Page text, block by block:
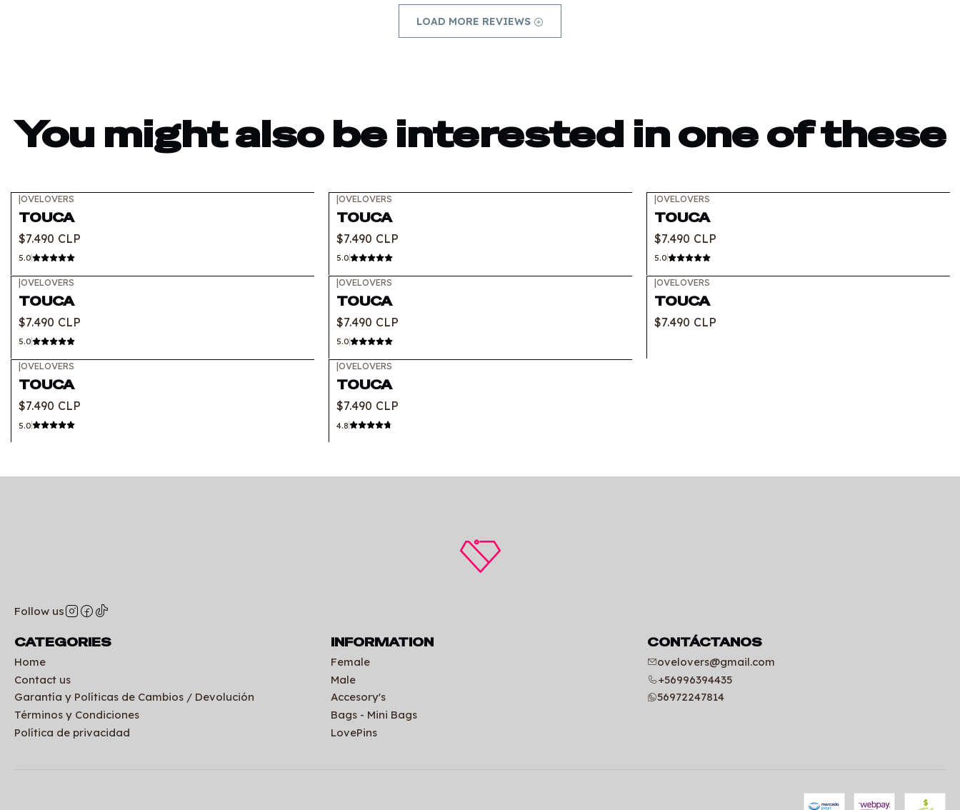
LOAD MORE REVIEWS
You might also be interested in one of these
|OVELOVERS
TOUCA
$7.490 CLP
5.0
|OVELOVERS
TOUCA
$7.490 CLP
5.0
|OVELOVERS
TOUCA
$7.490 CLP
5.0
|OVELOVERS
TOUCA
$7.490 CLP
5.0
Out of stock
|OVELOVERS
TOUCA
$7.490 CLP
5.0
Out of stock
|OVELOVERS
TOUCA
$7.490 CLP
Out of stock
|OVELOVERS
TOUCA
$7.490 CLP
5.0
|OVELOVERS
TOUCA
$7.490 CLP
4.8
Follow us
CATEGORIES
Home
Contact us
Garantía y Políticas de Cambios / Devolución
Términos y Condiciones
Política de privacidad
INFORMATION
Female
Male
Accesory's
Bags - Mini Bags
LovePins
CONTÁCTANOS
ovelovers@gmail.com
+56996394435
56972247814